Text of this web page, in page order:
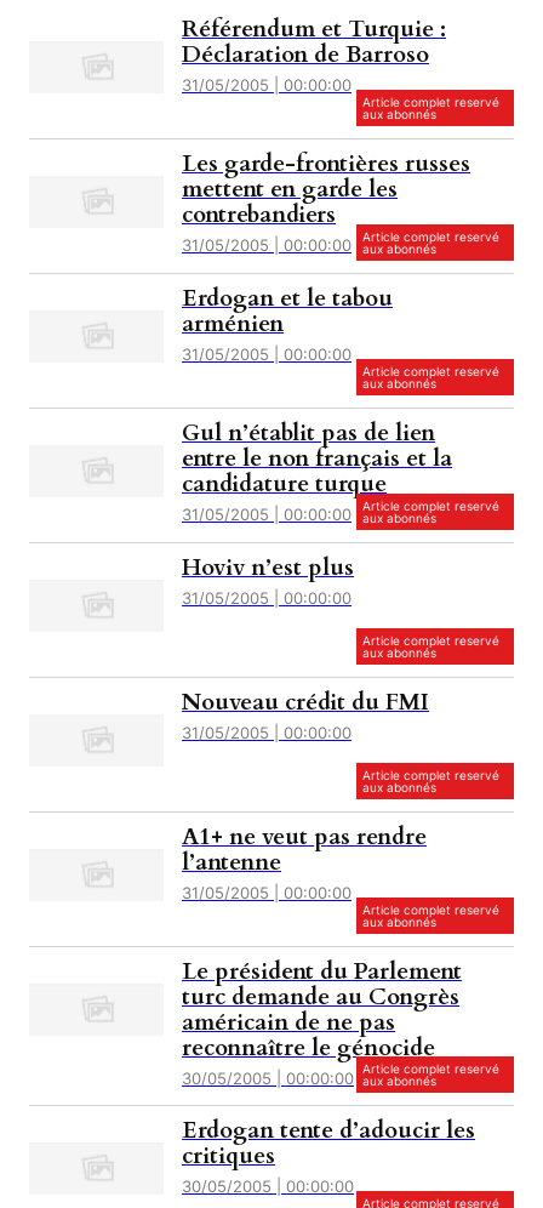
Référendum et Turquie :
Déclaration de Barroso
31/05/2005 | 00:00:00
Article complet reservé
aux abonnés
Les garde-frontières russes
mettent en garde les
contrebandiers
31/05/2005 | 00:00:00
Article complet reservé
aux abonnés
Erdogan et le tabou
arménien
31/05/2005 | 00:00:00
Article complet reservé
aux abonnés
Gul n’établit pas de lien
entre le non français et la
candidature turque
31/05/2005 | 00:00:00
Article complet reservé
aux abonnés
Hoviv n’est plus
31/05/2005 | 00:00:00
Article complet reservé
aux abonnés
Nouveau crédit du FMI
31/05/2005 | 00:00:00
Article complet reservé
aux abonnés
A1+ ne veut pas rendre
l’antenne
31/05/2005 | 00:00:00
Article complet reservé
aux abonnés
Le président du Parlement
turc demande au Congrès
américain de ne pas
reconnaître le génocide
30/05/2005 | 00:00:00 Article complet reservé
aux abonnés
Erdogan tente d’adoucir les
critiques
30/05/2005 | 00:00:00
Article complet reservé